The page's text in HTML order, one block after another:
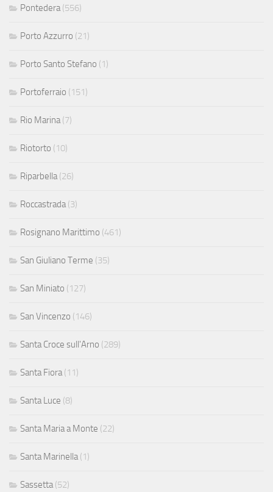
Pontedera (556)
Porto Azzurro (21)
Porto Santo Stefano (1)
Portoferraio (151)
Rio Marina (7)
Riotorto (10)
Riparbella (26)
Roccastrada (3)
Rosignano Marittimo (461)
San Giuliano Terme (35)
San Miniato (127)
San Vincenzo (146)
Santa Croce sull'Arno (289)
Santa Fiora (11)
Santa Luce (8)
Santa Maria a Monte (22)
Santa Marinella (1)
Sassetta (52)